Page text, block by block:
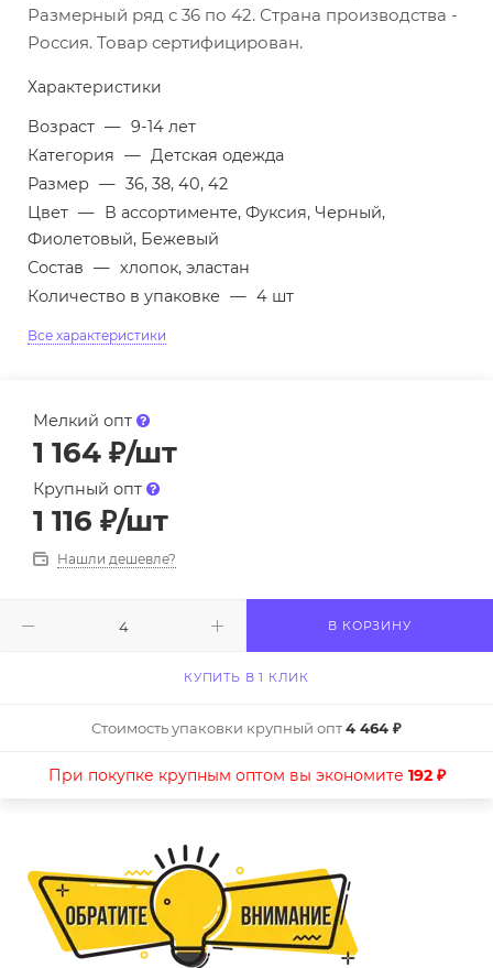
Размерный ряд с 36 по 42. Страна производства -
Россия. Товар сертифицирован.
Характеристики
Возраст — 9-14 лет
Категория — Детская одежда
Размер — 36, 38, 40, 42
Цвет — В ассортименте, Фуксия, Черный,
Фиолетовый, Бежевый
Состав — хлопок, эластан
Количество в упаковке — 4 шт
Все характеристики
Мелкий опт
1 164 ₽/шт
Крупный опт
1 116 ₽/шт
Нашли дешевле?
В КОРЗИНУ
КУПИТЬ В 1 КЛИК
Стоимость упаковки крупный опт4 464 ₽
При покупке крупным оптом вы экономите 192 ₽